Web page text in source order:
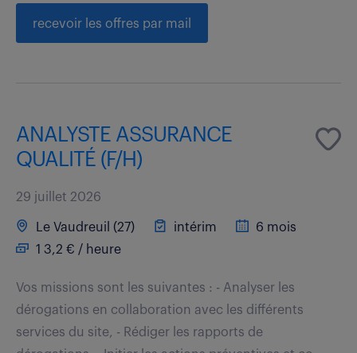
recevoir les offres par mail
ANALYSTE ASSURANCE
QUALITÉ (F/H)
29 juillet 2026
Le Vaudreuil (27) intérim
6 mois
1 3,2 € / heure
Vos missions sont les suivantes : - Analyser les
dérogations en collaboration avec les différents
services du site, - Rédiger les rapports de